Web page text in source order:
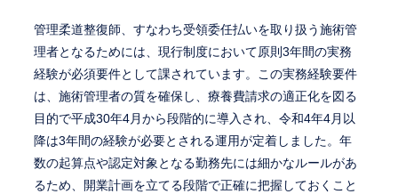
管理柔道整復師、すなわち受領委任払いを取り扱う施術管
理者となるためには、現行制度において原則3年間の実務
経験が必須要件として課されています。この実務経験要件
は、施術管理者の質を確保し、療養費請求の適正化を図る
目的で平成30年4月から段階的に導入され、令和4年4月以
降は3年間の経験が必要とされる運用が定着しました。年
数の起算点や認定対象となる勤務先には細かなルールがあ
るため、開業計画を立てる段階で正確に把握しておくこと